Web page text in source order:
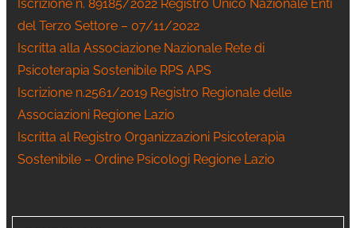
Iscrizione n. 89185/2022 Registro Unico Nazionale Enti
del Terzo Settore – 07/11/2022
Iscritta alla Associazione Nazionale Rete di
Psicoterapia Sostenibile RPS APS
Iscrizione n.2561/2019 Registro Regionale delle
Associazioni Regione Lazio
Iscritta al Registro Organizzazioni Psicoterapia
Sostenibile – Ordine Psicologi Regione Lazio